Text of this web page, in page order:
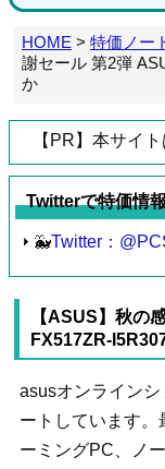
HOME > 特価ノー
謝セール 第2弾
か
【PR】本サイト
Twitterで特価情
🐳Twitter：
【ASUS】秋の
FX517ZR-
asusオンライン
ートしています
ーミングPC、ノ